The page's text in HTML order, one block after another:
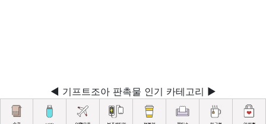
◀ 기프트조아 판촉물 인기 카테고리 ▶